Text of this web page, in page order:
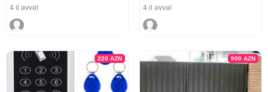
4 il əvvəl 4 il əvvəl
220AZN 900 AZN